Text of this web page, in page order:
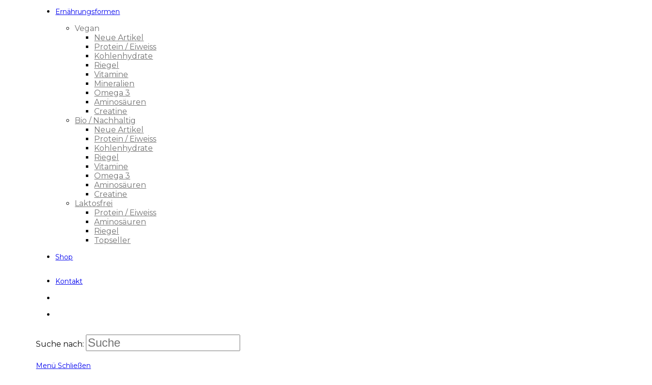
Ernährungsformen
Vegan
Neue Artikel
Protein / Eiweiss
Kohlenhydrate
Riegel
Vitamine
Mineralien
Omega 3
Aminosäuren
Creatine
Bio / Nachhaltig
Neue Artikel
Protein / Eiweiss
Kohlenhydrate
Riegel
Vitamine
Omega 3
Aminosäuren
Creatine
Laktosfrei
Protein / Eiweiss
Aminosäuren
Riegel
Topseller
Shop
Kontakt
Suche nach:
Menü Schließen